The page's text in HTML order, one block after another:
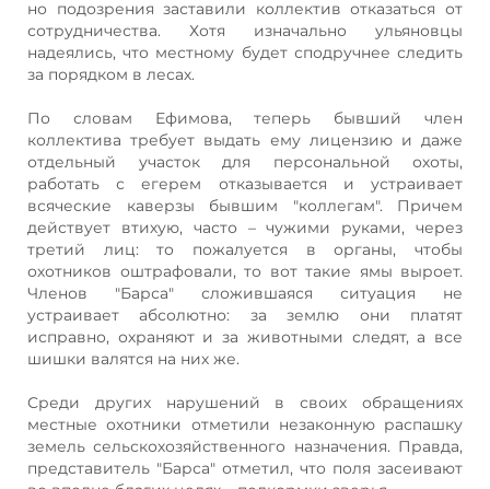
но подозрения заставили коллектив отказаться от
сотрудничества. Хотя изначально ульяновцы
надеялись, что местному будет сподручнее следить
за порядком в лесах.
По словам Ефимова, теперь бывший член
коллектива требует выдать ему лицензию и даже
отдельный участок для персональной охоты,
работать с егерем отказывается и устраивает
всяческие каверзы бывшим "коллегам". Причем
действует втихую, часто – чужими руками, через
третий лиц: то пожалуется в органы, чтобы
охотников оштрафовали, то вот такие ямы выроет.
Членов "Барса" сложившаяся ситуация не
устраивает абсолютно: за землю они платят
исправно, охраняют и за животными следят, а все
шишки валятся на них же.
Среди других нарушений в своих обращениях
местные охотники отметили незаконную распашку
земель сельскохозяйственного назначения. Правда,
представитель "Барса" отметил, что поля засеивают